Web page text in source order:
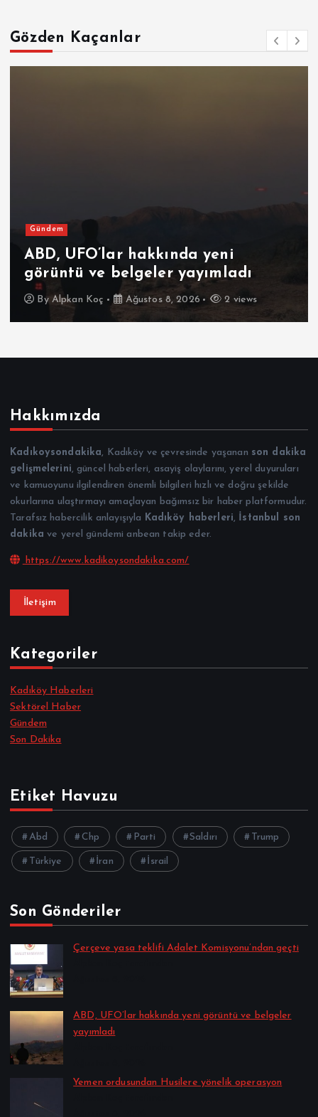
Gözden Kaçanlar
Gündem
ABD, UFO’lar hakkında yeni
görüntü ve belgeler yayımladı
By Alpkan Koç Ağustos 8, 2026 2 views
Hakkımızda
Kadıkoysondakika, Kadıköy ve çevresinde yaşanan son dakika
gelişmelerini, güncel haberleri, asayiş olaylarını, yerel duyuruları
ve kamuoyunu ilgilendiren önemli bilgileri hızlı ve doğru şekilde
okurlarına ulaştırmayı amaçlayan bağımsız bir haber platformudur.
Tarafsız habercilik anlayışıyla Kadıköy haberleri, İstanbul son
dakika ve yerel gündemi anbean takip eder.
https://www.kadikoysondakika.com/
İletişim
Kategoriler
Kadıköy Haberleri
Sektörel Haber
Gündem
Son Dakika
Etiket Havuzu
Abd Chp Parti Saldırı Trump
Türkiye İran İsrail
Son Gönderiler
Çerçeve yasa teklifi Adalet Komisyonu’ndan geçti
ABD, UFO’lar hakkında yeni görüntü ve belgeler
yayımladı
Yemen ordusundan Husilere yönelik operasyon